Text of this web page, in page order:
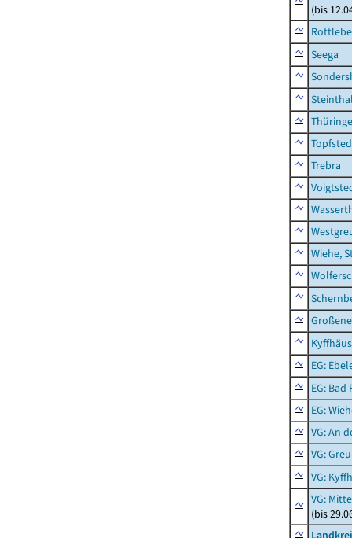
(bis
Seega
Trebra
Wiehe,
EG:
EG:
EG:
VG: An
VG:
VG:
VG:
(bis